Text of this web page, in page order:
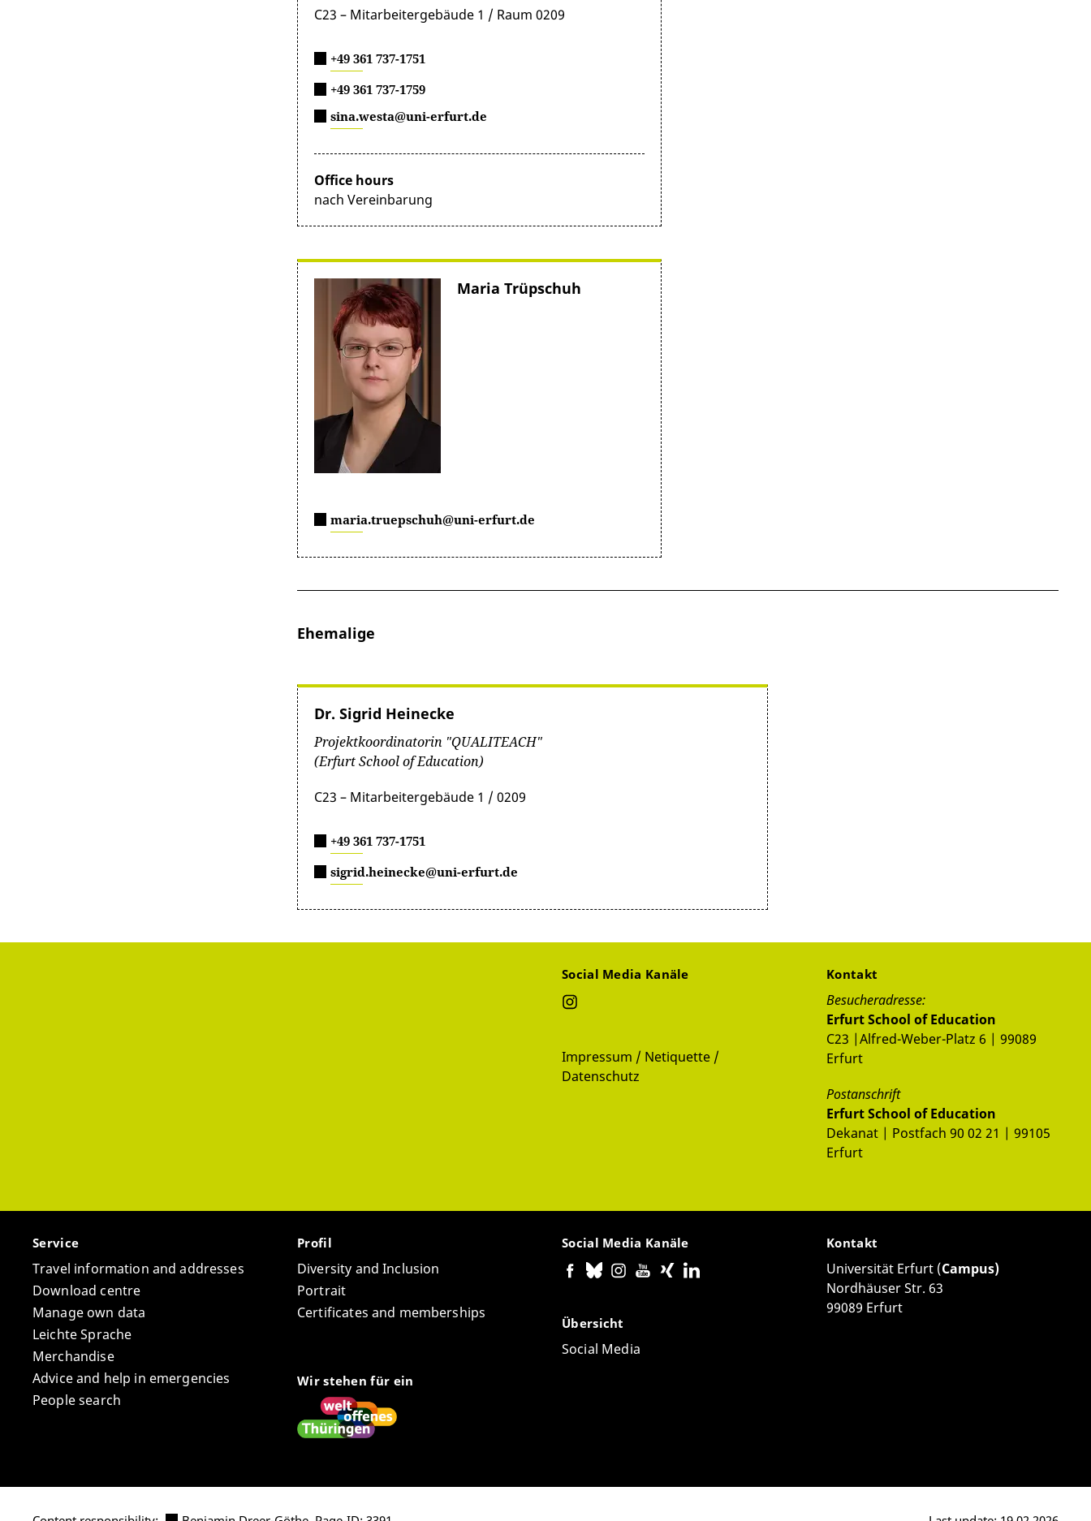
C23 – Mitarbeitergebäude 1 / Raum 0209
+49 361 737-1751
+49 361 737-1759
sina.westa@uni-erfurt.de
Office hours
nach Vereinbarung
Maria Trüpschuh
maria.truepschuh@uni-erfurt.de
Ehemalige
Dr. Sigrid Heinecke
Projektkoordinatorin "QUALITEACH"
(Erfurt School of Education)
C23 – Mitarbeitergebäude 1 / 0209
+49 361 737-1751
sigrid.heinecke@uni-erfurt.de
Social Media Kanäle
Impressum / Netiquette /
Datenschutz
Kontakt
Besucheradresse:
Erfurt School of Education
C23 |Alfred-Weber-Platz 6 | 99089
Erfurt
Postanschrift
Erfurt School of Education
Dekanat | Postfach 90 02 21 | 99105
Erfurt
Service
Travel information and addresses
Download centre
Manage own data
Leichte Sprache
Merchandise
Advice and help in emergencies
People search
Profil
Diversity and Inclusion
Portrait
Certificates and memberships
Wir stehen für ein
Social Media Kanäle
Übersicht
Social Media
Kontakt
Universität Erfurt (Campus)
Nordhäuser Str. 63
99089 Erfurt